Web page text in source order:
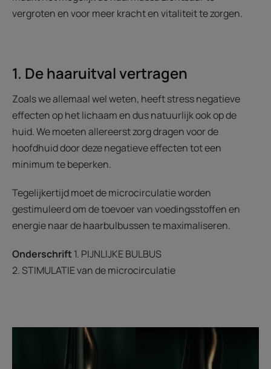
vergroten en voor meer kracht en vitaliteit te zorgen.
1. De haaruitval vertragen
Zoals we allemaal wel weten, heeft stress negatieve
effecten op het lichaam en dus natuurlijk ook op de
huid. We moeten allereerst zorg dragen voor de
hoofdhuid door deze negatieve effecten tot een
minimum te beperken.
Tegelijkertijd moet de microcirculatie worden
gestimuleerd om de toevoer van voedingsstoffen en
energie naar de haarbulbussen te maximaliseren.
Onderschrift 1. PIJNLIJKE BULBUS
2. STIMULATIE van de microcirculatie